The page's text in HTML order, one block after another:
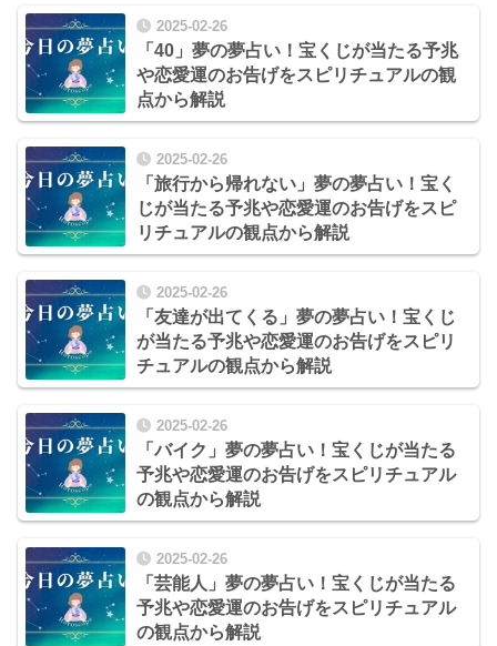
2025-02-26
「40」夢の夢占い！宝くじが当たる予兆
や恋愛運のお告げをスピリチュアルの観
点から解説
2025-02-26
「旅行から帰れない」夢の夢占い！宝く
じが当たる予兆や恋愛運のお告げをスピ
リチュアルの観点から解説
2025-02-26
「友達が出てくる」夢の夢占い！宝くじ
が当たる予兆や恋愛運のお告げをスピリ
チュアルの観点から解説
2025-02-26
「バイク」夢の夢占い！宝くじが当たる
予兆や恋愛運のお告げをスピリチュアル
の観点から解説
2025-02-26
「芸能人」夢の夢占い！宝くじが当たる
予兆や恋愛運のお告げをスピリチュアル
の観点から解説